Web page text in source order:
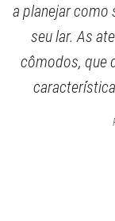
a planejar como
seu lar. As
cômodos, que